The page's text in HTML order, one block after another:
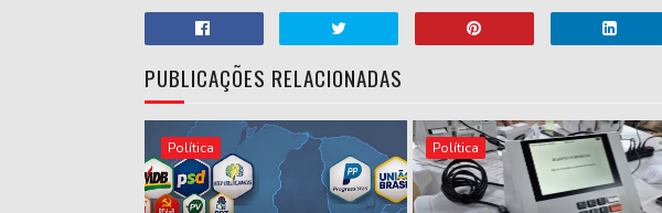
PUBLICAÇÕES RELACIONADAS
Política Política